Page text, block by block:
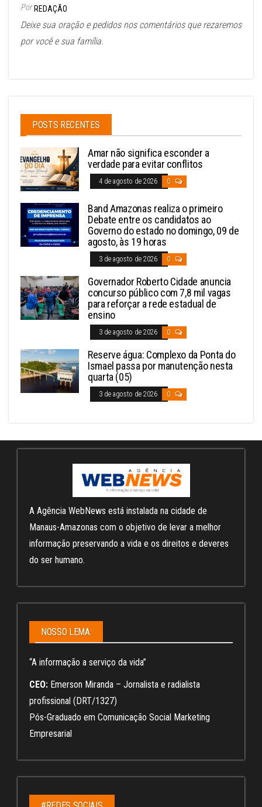
Por REDAÇÃO
Deixe sua oração e pedidos nos comentários que rezaremos
por você e sua família.
POSTS RECENTES
Amar não significa esconder a
verdade para evitar conflitos
4 de agosto de 2026 0
Band Amazonas realiza o primeiro
Debate entre os candidatos ao
Governo do estado no domingo, 09 de
agosto, às 19 horas
3 de agosto de 2026 0
Governador Roberto Cidade anuncia
concurso público com 7,8 mil vagas
para reforçar a rede estadual de
ensino
3 de agosto de 2026 0
Reserve água: Complexo da Ponta do
Ismael passa por manutenção nesta
quarta (05)
3 de agosto de 2026 0
A Agência WebNews está instalada na cidade de
Manaus-Amazonas com o objetivo de levar a melhor
informação preservando a vida e os direitos e deveres
do ser humano.
NOSSO LEMA:
“A informação a serviço da vida”
CEO: Emerson Miranda – Jornalista e radialista
profissional (DRT/1327)
Pós-Graduado em Comunicação Social Marketing
Empresarial